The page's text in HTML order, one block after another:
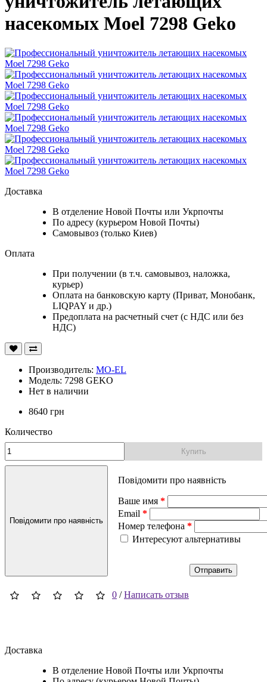
насекомых Moel 7298 Geko
Доставка
В отделение Новой Почты или Укрпочты
По адресу (курьером Новой Почты)
Самовывоз (только Киев)
Оплата
При получении (в т.ч. самовывоз, наложка,
курьер)
Оплата на банковскую карту (Приват, Монобанк,
LIQPAY и др.)
Предоплата на расчетный счет (с НДС или без
НДС)
Производитель: MO-EL
Модель: 7298 GEKO
Нет в наличии
8640 грн
Количество
Купить
Повідомити про наявність
Повідомити про наявність
Ваше имя
Email
Номер телефона
Интересуют альтернативы
Отправить
0 /Написать отзыв
Доставка
В отделение Новой Почты или Укрпочты